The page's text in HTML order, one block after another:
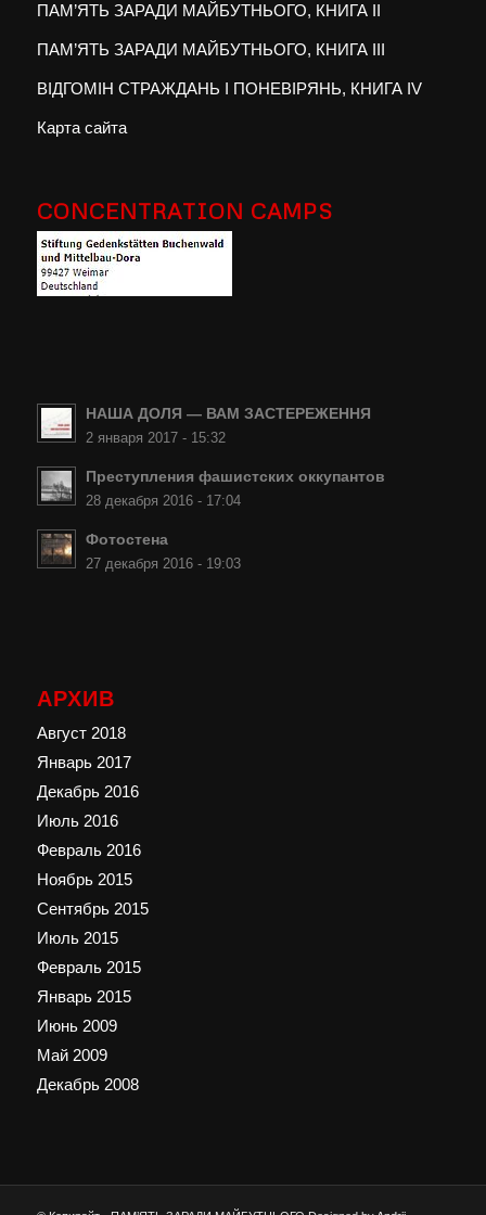
ПАМ’ЯТЬ ЗАРАДИ МАЙБУТНЬОГО, КНИГА II
ПАМ’ЯТЬ ЗАРАДИ МАЙБУТНЬОГО, КНИГА III
ВІДГОМІН СТРАЖДАНЬ І ПОНЕВІРЯНЬ, КНИГА IV
Карта сайта
CONCENTRATION CAMPS
НАША ДОЛЯ — ВАМ ЗАСТЕРЕЖЕННЯ
2 января 2017 - 15:32
Преступления фашистских оккупантов
28 декабря 2016 - 17:04
Фотостена
27 декабря 2016 - 19:03
АРХИВ
Август 2018
Январь 2017
Декабрь 2016
Июль 2016
Февраль 2016
Ноябрь 2015
Сентябрь 2015
Июль 2015
Февраль 2015
Январь 2015
Июнь 2009
Май 2009
Декабрь 2008